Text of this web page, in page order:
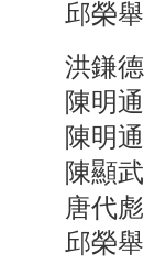
邱榮舉
洪鎌德
陳明通
陳明通
陳顯武
唐代彪
邱榮舉